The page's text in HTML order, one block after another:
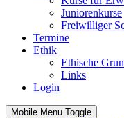
Juniorenkurse
Freiwilliger
Termine
Ethik
Ethische
Links
Login
Mobile Menu Toggle